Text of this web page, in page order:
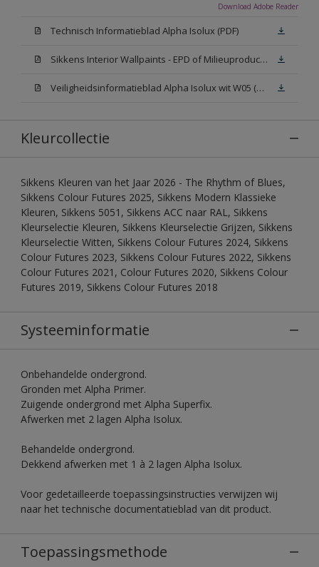
Download Adobe Reader
Technisch Informatieblad Alpha Isolux (PDF)
Sikkens Interior Wallpaints - EPD of Milieuproductverklaring
Veiligheidsinformatieblad Alpha Isolux wit W05 (SDS)
Kleurcollectie
Sikkens Kleuren van het Jaar 2026 - The Rhythm of Blues,
Sikkens Colour Futures 2025, Sikkens Modern Klassieke
Kleuren, Sikkens 5051, Sikkens ACC naar RAL, Sikkens
Kleurselectie Kleuren, Sikkens Kleurselectie Grijzen, Sikkens
Kleurselectie Witten, Sikkens Colour Futures 2024, Sikkens
Colour Futures 2023, Sikkens Colour Futures 2022, Sikkens
Colour Futures 2021, Colour Futures 2020, Sikkens Colour
Futures 2019, Sikkens Colour Futures 2018
Systeeminformatie
Onbehandelde ondergrond.
Gronden met Alpha Primer.
Zuigende ondergrond met Alpha Superfix.
Afwerken met 2 lagen Alpha Isolux.
Behandelde ondergrond.
Dekkend afwerken met 1 à 2 lagen Alpha Isolux.
Voor gedetailleerde toepassingsinstructies verwijzen wij
naar het technische documentatieblad van dit product.
Toepassingsmethode